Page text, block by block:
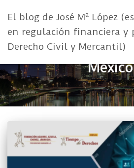
El blog de José Mª López
en regulación financiera y
Derecho Civil y Mercantil)
México